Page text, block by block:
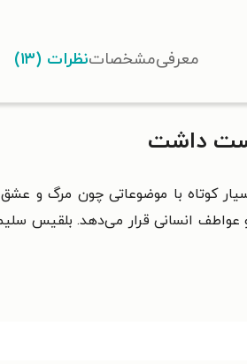
معرفیمشخصاتنظرات (۱۳)
داشت
کوتاه با موضوعاتی چون مرگ و